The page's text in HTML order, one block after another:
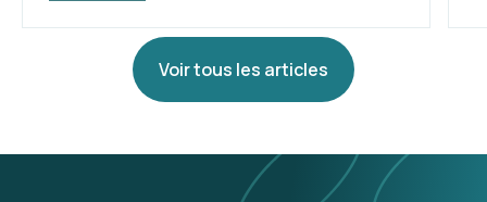
Voir tous les articles